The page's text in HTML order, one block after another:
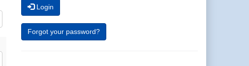
Login
Forgot your password?